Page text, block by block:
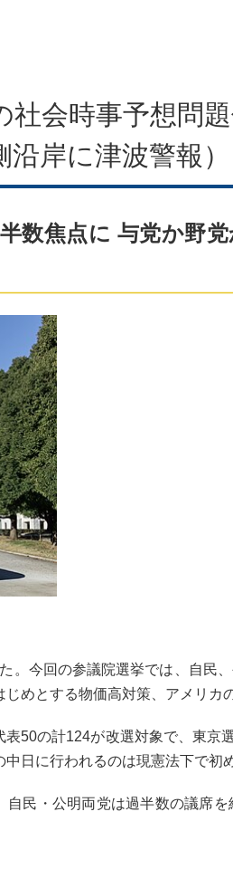
会時事予想問
岸に津波警報）
数焦点に 与党か野
今回の参議院選挙では、自民
めとする物価高対策、アメリカ
50の計124が改選対象で、東京
日に行われるのは現憲法下で初
民・公明両党は過半数の議席